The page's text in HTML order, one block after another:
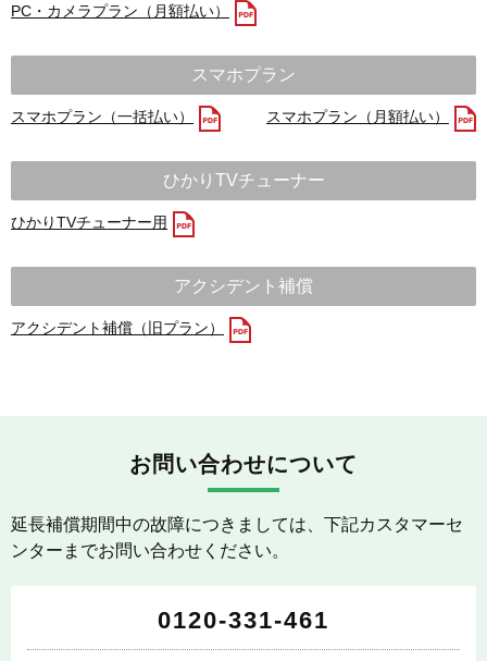
PC・カメラプラン（月額払い）
スマホプラン
スマホプラン（一括払い） スマホプラン（月額払い）
ひかりTVチューナー
ひかりTVチューナー用
アクシデント補償
アクシデント補償（旧プラン）
お問い合わせについて
延長補償期間中の故障につきましては、下記カスタマーセ
ンターまでお問い合わせください。
0120-331-461